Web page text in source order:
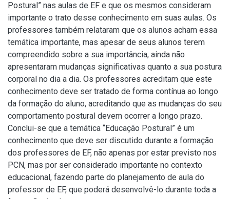
Postural” nas aulas de EF e que os mesmos consideram
importante o trato desse conhecimento em suas aulas. Os
professores também relataram que os alunos acham essa
temática importante, mas apesar de seus alunos terem
compreendido sobre a sua importância, ainda não
apresentaram mudanças significativas quanto a sua postura
corporal no dia a dia. Os professores acreditam que este
conhecimento deve ser tratado de forma contínua ao longo
da formação do aluno, acreditando que as mudanças do seu
comportamento postural devem ocorrer a longo prazo.
Conclui-se que a temática “Educação Postural” é um
conhecimento que deve ser discutido durante a formação
dos professores de EF, não apenas por estar previsto nos
PCN, mas por ser considerado importante no contexto
educacional, fazendo parte do planejamento de aula do
professor de EF, que poderá desenvolvê-lo durante toda a